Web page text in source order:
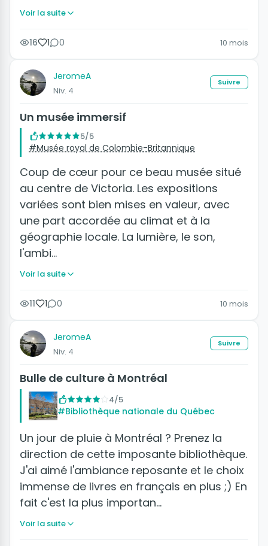
Voir la suite
16 1 0 10 mois
JeromeA
Niv. 4
Suivre
Un musée immersif
5/5
#Musée royal de Colombie-Britannique
Coup de cœur pour ce beau musée situé
au centre de Victoria. Les expositions
variées sont bien mises en valeur, avec
une part accordée au climat et à la
géographie locale. La lumière, le son,
l'ambi…
Voir la suite
11 1 0 10 mois
JeromeA
Niv. 4
Suivre
Bulle de culture à Montréal
4/5
#Bibliothèque nationale du Québec
Un jour de pluie à Montréal ? Prenez la
direction de cette imposante bibliothèque.
J'ai aimé l'ambiance reposante et le choix
immense de livres en français en plus ;) En
fait c'est la plus importan…
Voir la suite